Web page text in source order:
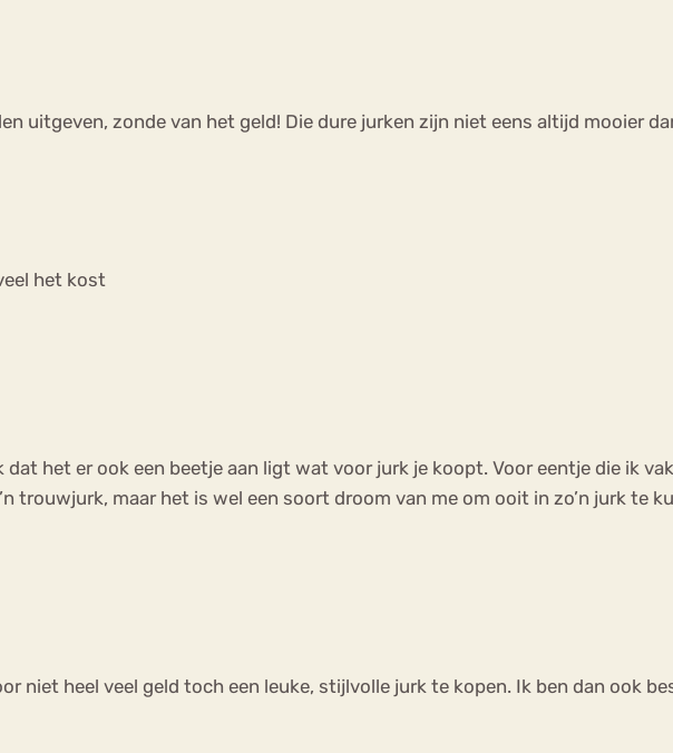
uitgeven, zonde van het geld! Die dure jurken zijn niet eens altijd mooier
het kost
het er ook een beetje aan ligt wat voor jurk je koopt. Voor eentje die ik
trouwjurk, maar het is wel een soort droom van me om ooit in zo’n jurk te
niet heel veel geld toch een leuke, stijlvolle jurk te kopen. Ik ben dan ook